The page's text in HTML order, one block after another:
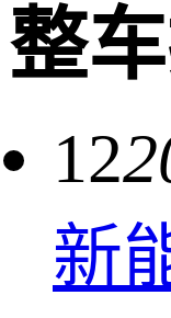
整
12
新